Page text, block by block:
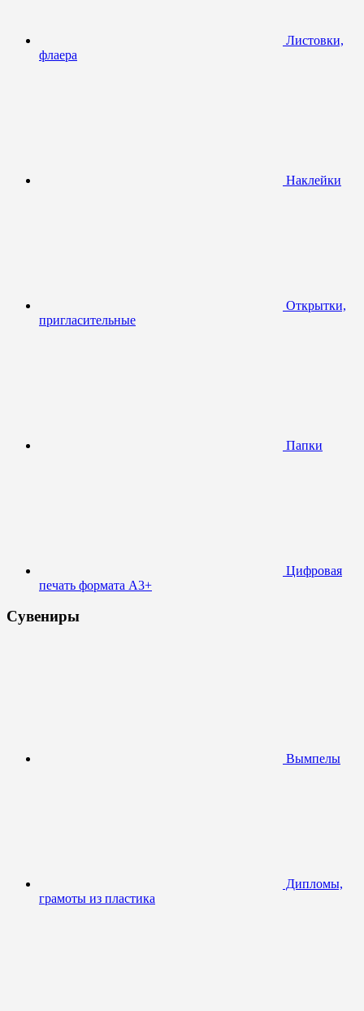
Листовки,
флаера
Наклейки
Открытки,
пригласительные
Папки
Цифровая
печать формата А3+
Сувениры
Вымпелы
Дипломы,
грамоты из пластика